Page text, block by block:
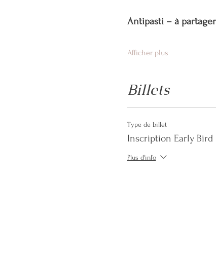
Antipasti – à partager
Afficher plus
Billets
Type de billet
Inscription Early Bird
Plus d'info